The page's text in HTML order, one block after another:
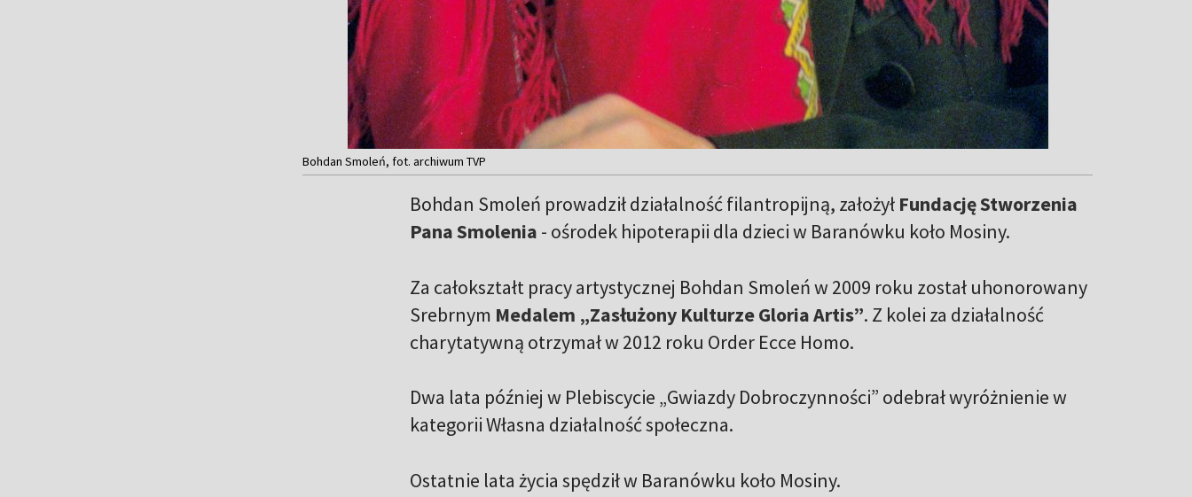
Bohdan Smoleń, fot. archiwum TVP
Bohdan Smoleń prowadził działalność filantropijną, założył Fundację Stworzenia
Pana Smolenia - ośrodek hipoterapii dla dzieci w Baranówku koło Mosiny.
Za całokształt pracy artystycznej Bohdan Smoleń w 2009 roku został uhonorowany
Srebrnym Medalem „Zasłużony Kulturze Gloria Artis”. Z kolei za działalność
charytatywną otrzymał w 2012 roku Order Ecce Homo.
Dwa lata później w Plebiscycie „Gwiazdy Dobroczynności” odebrał wyróżnienie w
kategorii Własna działalność społeczna.
Ostatnie lata życia spędził w Baranówku koło Mosiny.